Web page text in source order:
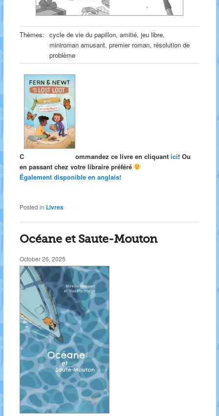
Thèmes: cycle de vie du papillon, amitié, jeu libre,
miniroman amusant, premier roman, résolution de
problème
C ommandez ce livre en cliquant ici! Ou
en passant chez votre libraire préféré
Également disponible en anglais!
Posted in Livres
Océane et Saute-Mouton
October 26, 2025